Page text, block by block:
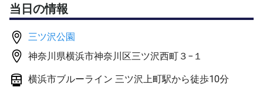
・バック側での安定感強化
・サーブの再現性向上
・2ndサーブからの展開
・サーブ＆リターンでの実戦対応
をテーマに進行します。
当日の情報
三ツ沢公園
神奈川県横浜市神奈川区三ツ沢西町３−１
横浜市ブルーライン 三ツ沢上町駅から徒歩10分